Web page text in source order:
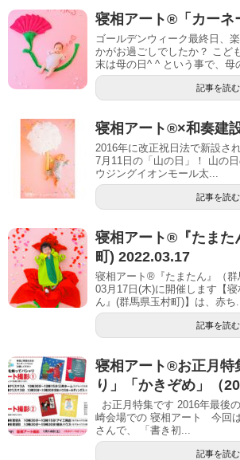
寝相アート®「カーネ
ゴールデンウィーク最終日、
かがお過ごしでしたか？ こど
末は母の日^ ^ という事で、母
記事を読む
寝相アート®︎×和奏建
2016年に改正祝日法で新設さ
7月11日の「山の日」！ 山の
ウジングイオンモール太...
記事を読む
寝相アート®︎『たまた
町) 2022.03.17
寝相アート®『たまたん』（
03月17日(木)に開催します【
ん』(群馬県玉村町)】は、赤ち
記事を読む
寝相アート®お正月特
り」「かきぞめ」（
お正月特集です 2016年最後
崎会場での 寝相アート 今回
さんで、 「書き初...
記事を読む